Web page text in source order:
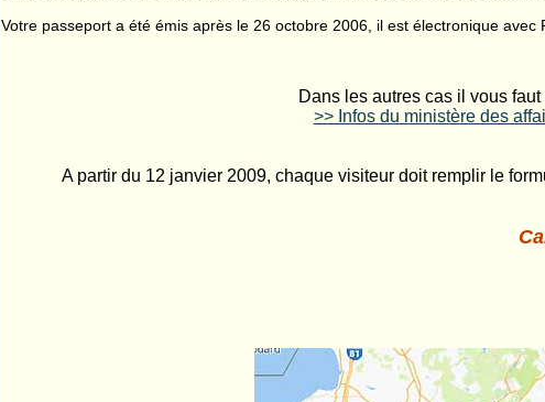
Votre passeport a été émis après le 26 octobre 2006, il est électronique avec
Dans les autres cas il vous
>> Infos du ministère des
A partir du 12 janvier 2009, chaque visiteur doit remplir le